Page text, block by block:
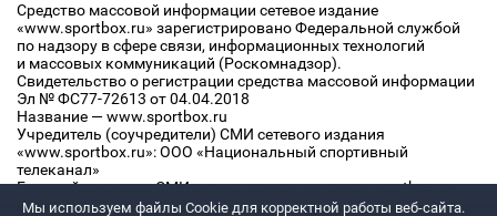
Средство массовой информации сетевое издание
«www.sportbox.ru» зарегистрировано Федеральной службой
по надзору в сфере связи, информационных технологий
и массовых коммуникаций (Роскомнадзор).
Свидетельство о регистрации средства массовой информации
Эл № ФС77-72613 от 04.04.2018
Название — www.sportbox.ru
Учредитель (соучредители) СМИ сетевого издания
«www.sportbox.ru»: ООО «Национальный спортивный
телеканал»
Главный редактор СМИ сетевого издания «www.sportbox.ru»:
Конов В.А.
Мы используем файлы Сookie для корректной работы веб-сайта.